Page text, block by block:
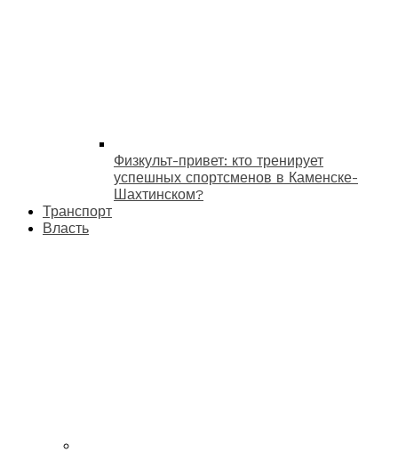
Физкульт-привет: кто тренирует
успешных спортсменов в Каменске-
Шахтинском?
Транспорт
Власть